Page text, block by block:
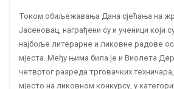
Током обиљежавања Дана сјећања на
Јасеновац, награђени су и ученици који
најбоље литерарне и ликовне радове
мјеста. Међу њима била је и Виолета
четвртог разреда трговачких техничара,
мјесто на ликовном конкурсу, у